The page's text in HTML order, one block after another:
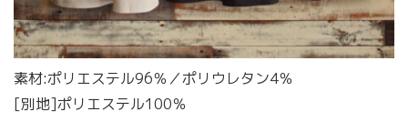
素材:ポリエステル96％／ポリウレタン4％
[別地]ポリエステル100％